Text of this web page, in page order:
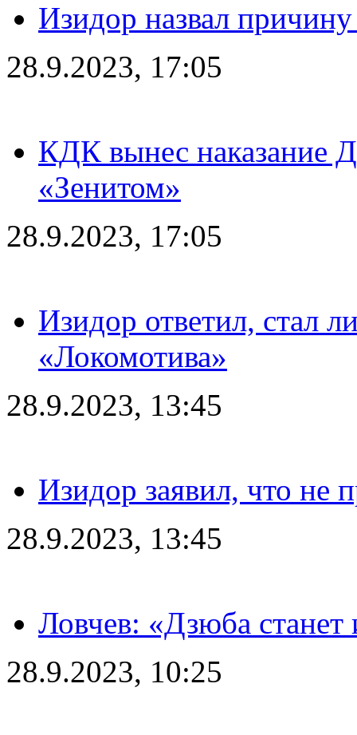
Изидор назвал
28.9.2023, 17:05
КДК вынес наказание
«Зенитом»
28.9.2023, 17:05
Изидор ответил, стал
«Локомотива»
28.9.2023, 13:45
Изидор заявил, что не
28.9.2023, 13:45
Ловчев: «Дзюба станет
28.9.2023, 10:25